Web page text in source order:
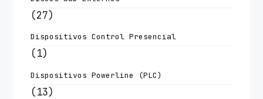
(27)
Dispositivos Control Presencial
(1)
Dispositivos Powerline (PLC)
(13)